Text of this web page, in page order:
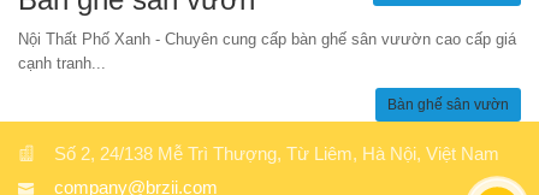
Nội Thất Phố Xanh - Chuyên cung cấp bàn ghế sân vưườn cao cấp giá
cạnh tranh...
Bàn ghế sân vườn
Số 2, 24/138 Mễ Trì Thượng, Từ Liêm, Hà Nội, Việt Nam
company@brzii.com